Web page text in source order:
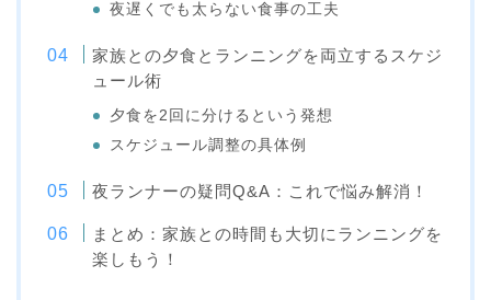
夜遅くでも太らない食事の工夫
家族との夕食とランニングを両立するスケジ
ュール術
夕食を2回に分けるという発想
スケジュール調整の具体例
夜ランナーの疑問Q&A：これで悩み解消！
まとめ：家族との時間も大切にランニングを
楽しもう！